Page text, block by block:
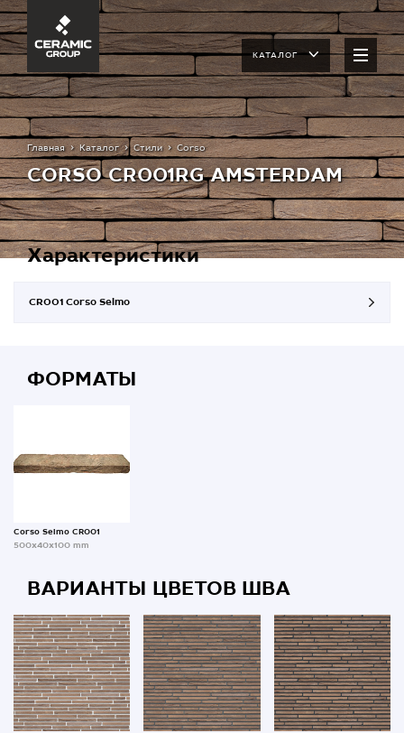
КАТАЛОГ
Главная Каталог Стили Corso
CORSO CR001RG AMSTERDAM
Характеристики
CR001 Corso Selmo
ФОРМАТЫ
Corso Selmo CR001
500x40x100 mm
ВАРИАНТЫ ЦВЕТОВ ШВА